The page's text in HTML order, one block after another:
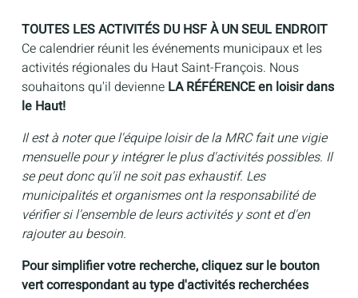
TOUTES LES ACTIVITÉS DU HSF À UN SEUL ENDROIT
Ce calendrier réunit les événements municipaux et les
activités régionales du Haut Saint-François. Nous
souhaitons qu'il devienne LA RÉFÉRENCE en loisir dans
le Haut!
Il est à noter que l'équipe loisir de la MRC fait une vigie
mensuelle pour y intégrer le plus d'activités possibles. Il
se peut donc qu'il ne soit pas exhaustif. Les
municipalités et organismes ont la responsabilité de
vérifier si l'ensemble de leurs activités y sont et d'en
rajouter au besoin.
Pour simplifier votre recherche, cliquez sur le bouton
vert correspondant au type d'activités recherchées